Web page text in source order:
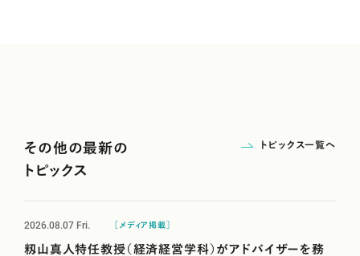
その他の最新の
トピックス
トピックス一覧へ
2026.08.07 Fri. ［メディア掲載］
籾山真人特任教授（経済経営学科）がアドバイザーを務